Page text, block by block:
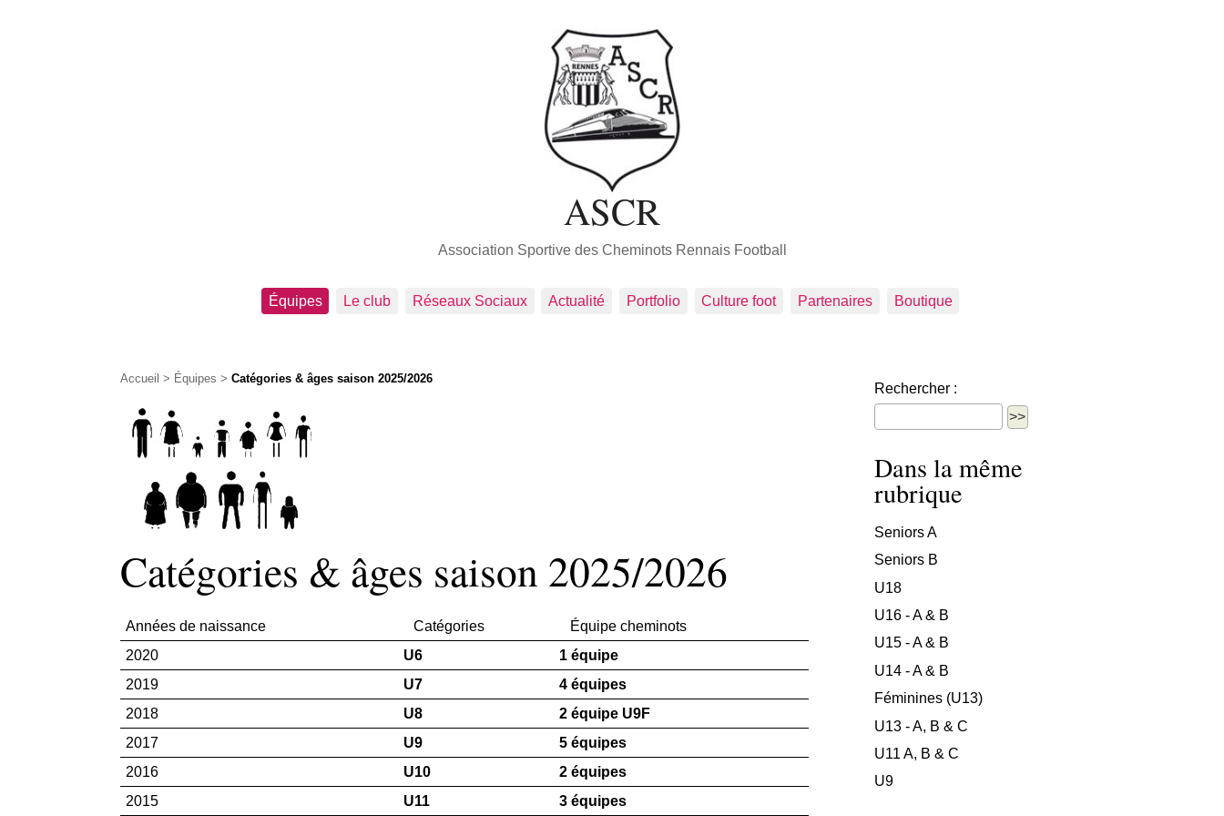
ASCR
Association Sportive des Cheminots Rennais Football
Équipes Le club Réseaux Sociaux Actualité Portfolio Culture foot Partenaires Boutique
Accueil > Équipes > Catégories & âges saison 2025/2026
Catégories & âges saison 2025/2026
Années de naissance Catégories
Équipe cheminots
2020
U6
1 équipe
2019
U7
4 équipes
2018
U8
2 équipe U9F
2017
U9
5 équipes
2016
U10
2 équipes
2015
U11 3 équipes
Rechercher :
Dans la même
rubrique
Seniors A
Seniors B
U18
U16 - A & B
U15 - A & B
U14 - A & B
Féminines (U13)
U13 - A, B & C
U11 A, B & C
U9